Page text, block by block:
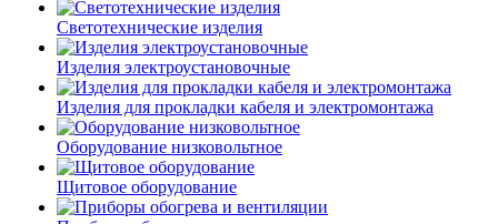
Светотехнические изделия
Изделия электроустановочные
Изделия для прокладки кабеля и электромонтажа
Оборудование низковольтное
Щитовое оборудование